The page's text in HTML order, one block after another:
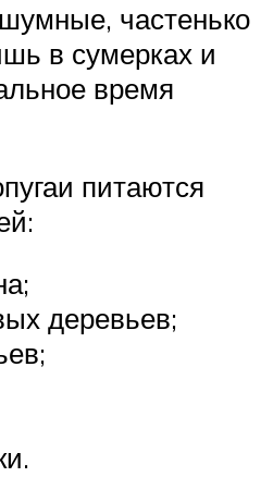
частенько
в сумерках и
время
питаются
деревьев;